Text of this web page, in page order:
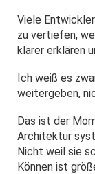
Viele
zu vertiefen,
klarer erklären
Ich weiß es
weitergeben,
Das ist der
Architektur
Nicht weil sie
Können ist